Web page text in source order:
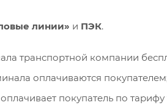
линии» и ПЭК.
транспортной компании
оплачиваются
покупатель по